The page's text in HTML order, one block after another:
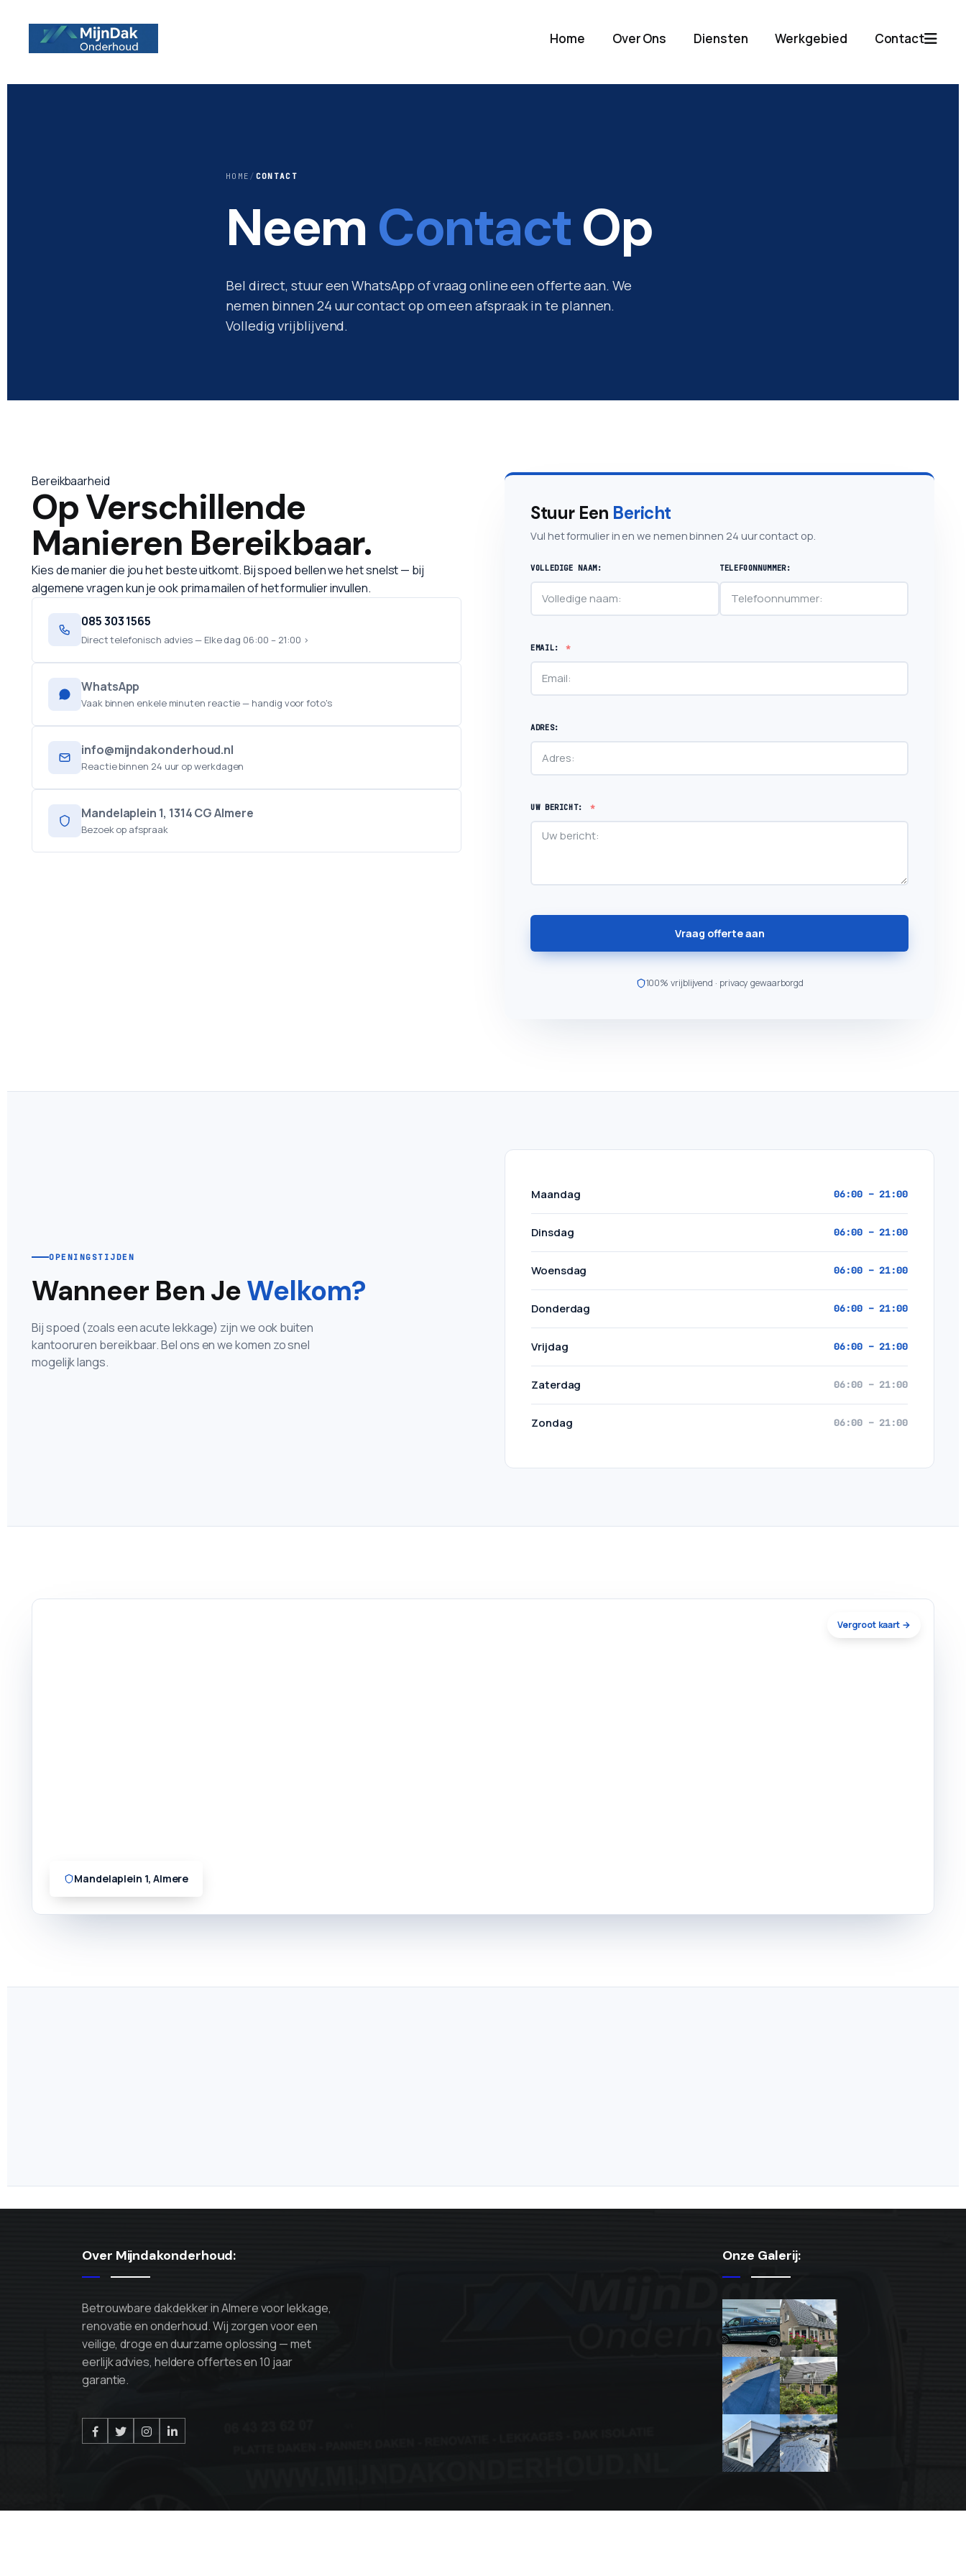
Home Over Ons Diensten Werkgebied Contact
HOME / CONTACT
Neem ContactOp
Bel direct, stuur een WhatsApp of vraag online een offerte aan. We
nemen binnen 24 uur contact op om een afspraak in te plannen.
Volledig vrijblijvend.
Bereikbaarheid
Op Verschillende
Manieren Bereikbaar.
Kies de manier die jou het beste uitkomt. Bij spoed bellen we het snelst — bij
algemene vragen kun je ook prima mailen of het formulier invullen.
085 303 1565
Direct telefonisch advies — Elke dag 06:00 – 21:00 >
WhatsApp
Vaak binnen enkele minuten reactie — handig voor foto's
info@mijndakonderhoud.nl
Reactie binnen 24 uur op werkdagen
Mandelaplein 1, 1314 CG Almere
Bezoek op afspraak
Stuur Een Bericht
Vul het formulier in en we nemen binnen 24 uur contact op.
VOLLEDIGE NAAM: TELEFOONNUMMER:
EMAIL:
ADRES:
UW BERICHT:
Vraag offerte aan
100% vrijblijvend · privacy gewaarborgd
OPENINGSTIJDEN
Wanneer Ben JeWelkom?
Bij spoed (zoals een acute lekkage) zijn we ook buiten
kantooruren bereikbaar. Bel ons en we komen zo snel
mogelijk langs.
Maandag 06:00 – 21:00
Dinsdag 06:00 – 21:00
Woensdag 06:00 – 21:00
Donderdag 06:00 – 21:00
Vrijdag 06:00 – 21:00
Zaterdag 06:00 – 21:00
Zondag 06:00 – 21:00
Mandelaplein 1, Almere
Vergroot kaart →
Over Mijndakonderhoud:
Betrouwbare dakdekker in Almere voor lekkage,
renovatie en onderhoud. Wij zorgen voor een
veilige, droge en duurzame oplossing — met
eerlijk advies, heldere offertes en 10 jaar
garantie.
Onze Galerij: